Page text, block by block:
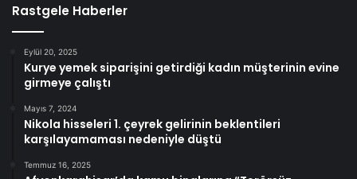
Rastgele Haberler
Eylül 20, 2025
Kurye yemek siparişini getirdiği kadın müşterinin evine
girmeye çalıştı
Mayıs 7, 2024
Nikola hisseleri 1. çeyrek gelirinin beklentileri
karşılayamaması nedeniyle düştü
Temmuz 16, 2025